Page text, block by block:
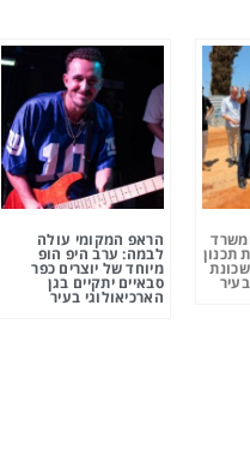
תכנון
הראפ המקומי עולה
לבמה: ערב היפ הופ
מיוחד של יוצרים כפר
סבאיים יתקיים בגן
הארכיאולוגי בעיר